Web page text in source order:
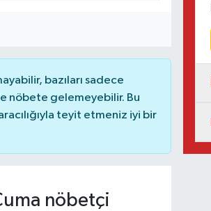
bazıları sadece
nöbete gelemeyebilir. Bu
teyit etmeniz iyi bir
nöbetçi